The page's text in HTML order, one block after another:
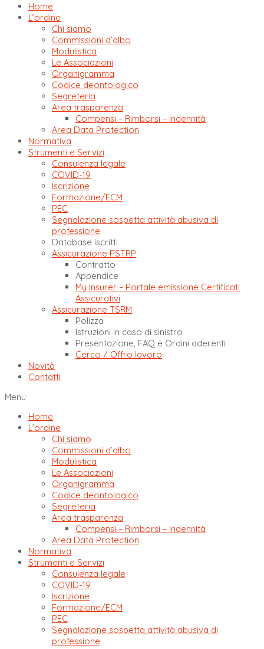
Home
L’ordine
Chi siamo
Commissioni d’albo
Modulistica
Le Associazioni
Organigramma
Codice deontologico
Segreteria
Area trasparenza
Compensi – Rimborsi – Indennità
Area Data Protection
Normativa
Strumenti e Servizi
Consulenza legale
COVID-19
Iscrizione
Formazione/ECM
PEC
Segnalazione sospetta attività abusiva di
professione
Database iscritti
Assicurazione PSTRP
Contratto
Appendice
My Insurer – Portale emissione Certificati
Assicurativi
Assicurazione TSRM
Polizza
Istruzioni in caso di sinistro
Presentazione, FAQ e Ordini aderenti
Cerco / Offro lavoro
Novità
Contatti
Menu
Home
L’ordine
Chi siamo
Commissioni d’albo
Modulistica
Le Associazioni
Organigramma
Codice deontologico
Segreteria
Area trasparenza
Compensi – Rimborsi – Indennità
Area Data Protection
Normativa
Strumenti e Servizi
Consulenza legale
COVID-19
Iscrizione
Formazione/ECM
PEC
Segnalazione sospetta attività abusiva di
professione